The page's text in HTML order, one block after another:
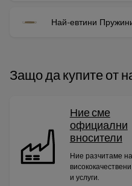
Най-евтини
Защо да купите от
Ние сме
официални
вносители
Ние разчитаме на
и услуги.